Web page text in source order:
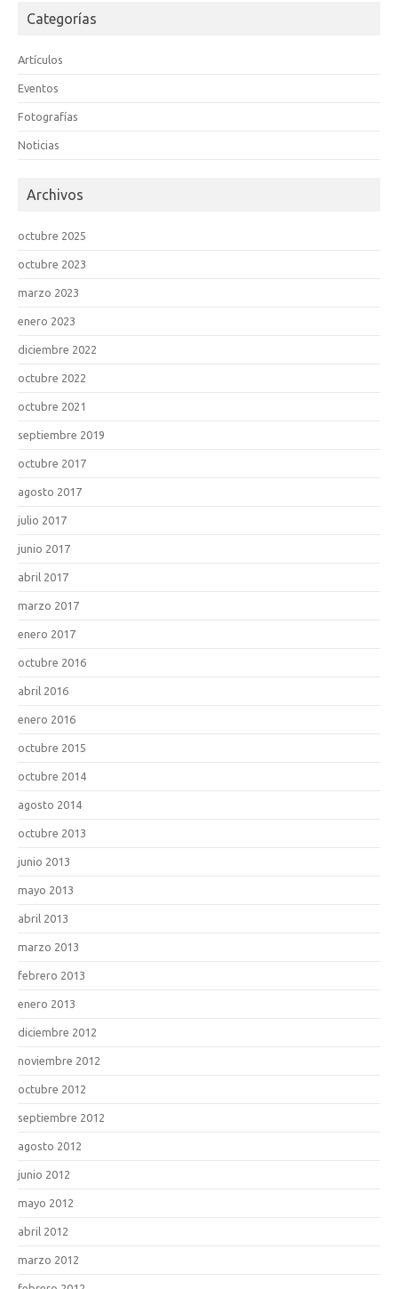
Categorías
Artículos
Eventos
Fotografías
Noticias
Archivos
octubre 2025
octubre 2023
marzo 2023
enero 2023
diciembre 2022
octubre 2022
octubre 2021
septiembre 2019
octubre 2017
agosto 2017
julio 2017
junio 2017
abril 2017
marzo 2017
enero 2017
octubre 2016
abril 2016
enero 2016
octubre 2015
octubre 2014
agosto 2014
octubre 2013
junio 2013
mayo 2013
abril 2013
marzo 2013
febrero 2013
enero 2013
diciembre 2012
noviembre 2012
octubre 2012
septiembre 2012
agosto 2012
junio 2012
mayo 2012
abril 2012
marzo 2012